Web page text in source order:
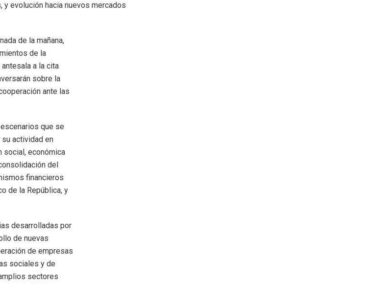
y evolución hacia nuevos mercados
de la mañana,
de la
a la cita
sobre la
ante las
que se
actividad en
social, económica
del
financieros
de la República, y
desarrolladas por
de nuevas
de empresas
sociales y de
sectores